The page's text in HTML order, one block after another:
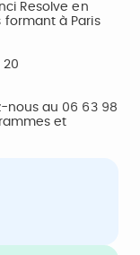
Resolve en
à Paris
20
nous au 06 63 98
et